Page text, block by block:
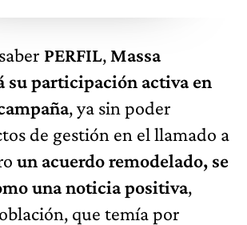
PERFIL, Massa
su participación activa en
, ya sin poder
de gestión en el llamado a
un acuerdo remodelado, se
una noticia positiva,
que temía por